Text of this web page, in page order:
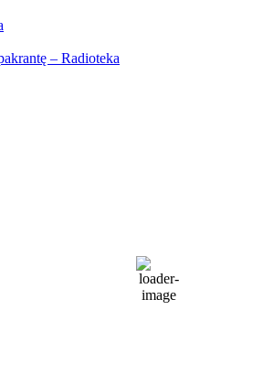
– Radioteka
69 %